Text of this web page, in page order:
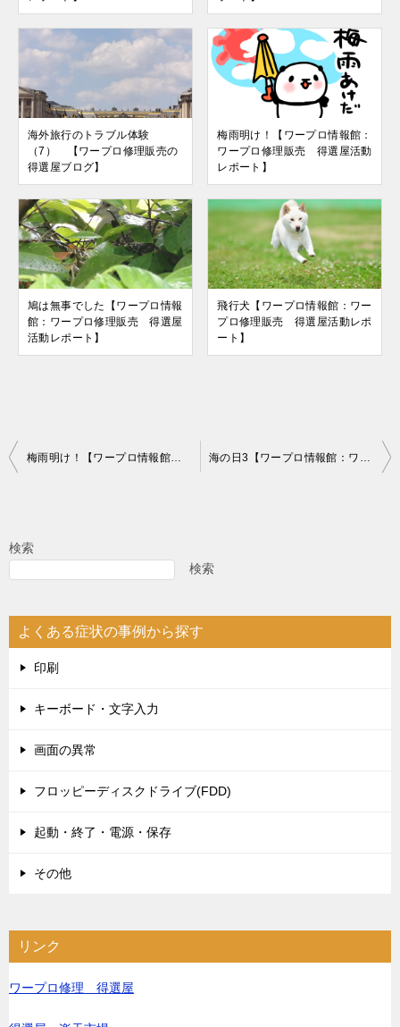
海外旅行のトラブル体験
（7） 【ワープロ修理販売の
得選屋ブログ】
梅雨明け！【ワープロ情報館：
ワープロ修理販売 得選屋活動
レポート】
鳩は無事でした【ワープロ情報
館：ワープロ修理販売 得選屋
活動レポート】
飛行犬【ワープロ情報館：ワー
プロ修理販売 得選屋活動レポ
ート】
投
ビ
シ
ョ
検索
検索
よくある症状の事例から探す
印刷
キーボード・文字入力
画面の異常
フロッピーディスクドライブ(FDD)
起動・終了・電源・保存
その他
リンク
ワープロ修理 得選屋